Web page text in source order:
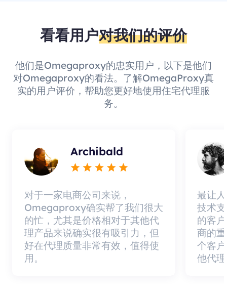
看看用户对我们的评价
他们是Omegaproxy的忠实用户，以下是他们
对Omegaproxy的看法。了解OmegaProxy真
实的用户评价，帮助您更好地使用住宅代理服
务。
Archibald
对于一家电商公司来说，
Omegaproxy确实帮了我们很大
的忙，尤其是价格相对于其他代
理产品来说确实很有吸引力，但
好在代理质量非常有效，值得使
用。
最让
技术
的客
商的
个客
他代